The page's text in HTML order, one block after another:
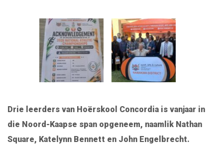
Drie leerders van Hoërskool Concordia is vanjaar in
die Noord-Kaapse span opgeneem, naamlik Nathan
Square, Katelynn Bennett en John Engelbrecht.